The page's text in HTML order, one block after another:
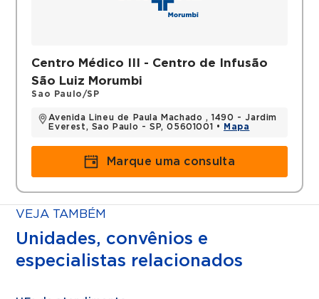
Centro Médico III - Centro de Infusão
São Luiz Morumbi
Sao Paulo/SP
Avenida Lineu de Paula Machado , 1490 - Jardim
Everest, Sao Paulo - SP, 05601001 •
Mapa
Marque uma consulta
VEJA TAMBÉM
Unidades, convênios e
especialistas relacionados